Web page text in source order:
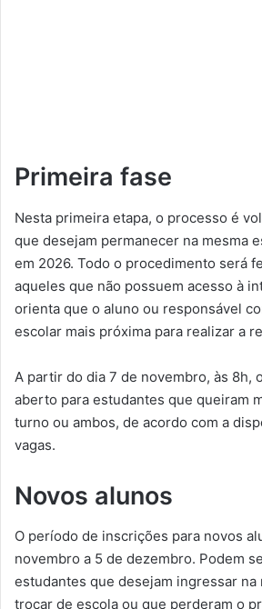
Primeira fase
Nesta primeira etapa, o processo é
que desejam permanecer na mesma
em 2026. Todo o procedimento será
aqueles que não possuem acesso à
orienta que o aluno ou responsável
escolar mais próxima para realizar a
A partir do dia 7 de novembro, às 8h,
aberto para estudantes que queiram
turno ou ambos, de acordo com a
vagas.
Novos alunos
O período de inscrições para novos
novembro a 5 de dezembro. Podem
estudantes que desejam ingressar na
trocar de escola ou que perderam o